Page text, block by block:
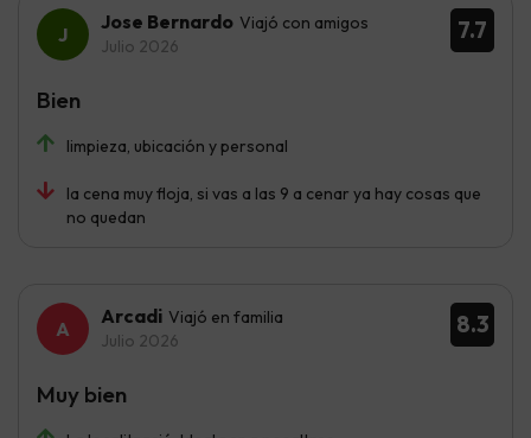
7.7
Jose Bernardo Viajó con amigos
Julio 2026
limpieza, ubicación y personal
la cena muy floja, si vas a las 9 a cenar ya hay cosas que
no quedan
Bien
8.3
Arcadi Viajó en familia
Julio 2026
Muy bien